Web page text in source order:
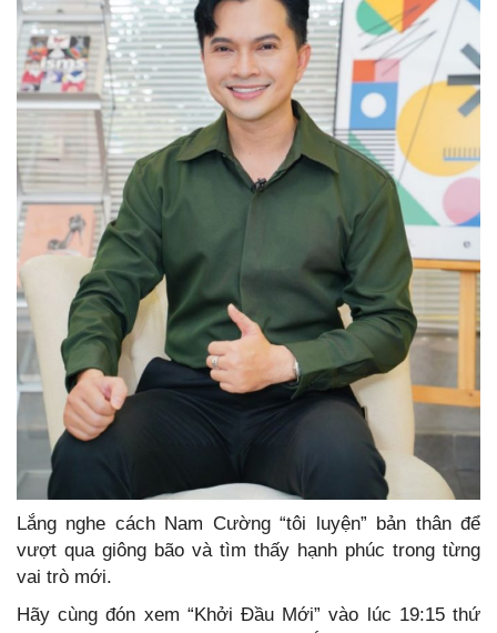
Lắng nghe cách Nam Cường “tôi luyện” bản thân để
vượt qua giông bão và tìm thấy hạnh phúc trong từng
vai trò mới.
Hãy cùng đón xem “Khởi Đầu Mới” vào lúc 19:15 thứ